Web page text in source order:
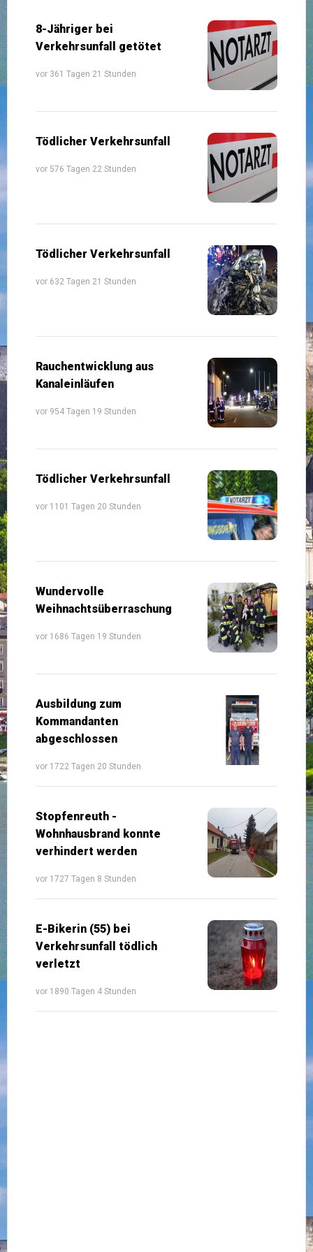
8-Jähriger bei
Verkehrsunfall getötet
vor 361 Tagen 21 Stunden
Tödlicher Verkehrsunfall
vor 576 Tagen 22 Stunden
Tödlicher Verkehrsunfall
vor 632 Tagen 21 Stunden
Rauchentwicklung aus
Kanaleinläufen
vor 954 Tagen 19 Stunden
Tödlicher Verkehrsunfall
vor 1101 Tagen 20 Stunden
Wundervolle
Weihnachtsüberraschung
vor 1686 Tagen 19 Stunden
Ausbildung zum
Kommandanten
abgeschlossen
vor 1722 Tagen 20 Stunden
Stopfenreuth -
Wohnhausbrand konnte
verhindert werden
vor 1727 Tagen 8 Stunden
E-Bikerin (55) bei
Verkehrsunfall tödlich
verletzt
vor 1890 Tagen 4 Stunden